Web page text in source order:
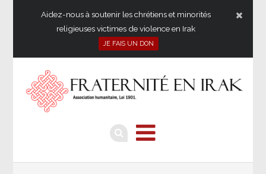
Aidez-nous à soutenir les chrétiens et minorités
religieuses victimes de violence en Irak
JE FAIS UN DON